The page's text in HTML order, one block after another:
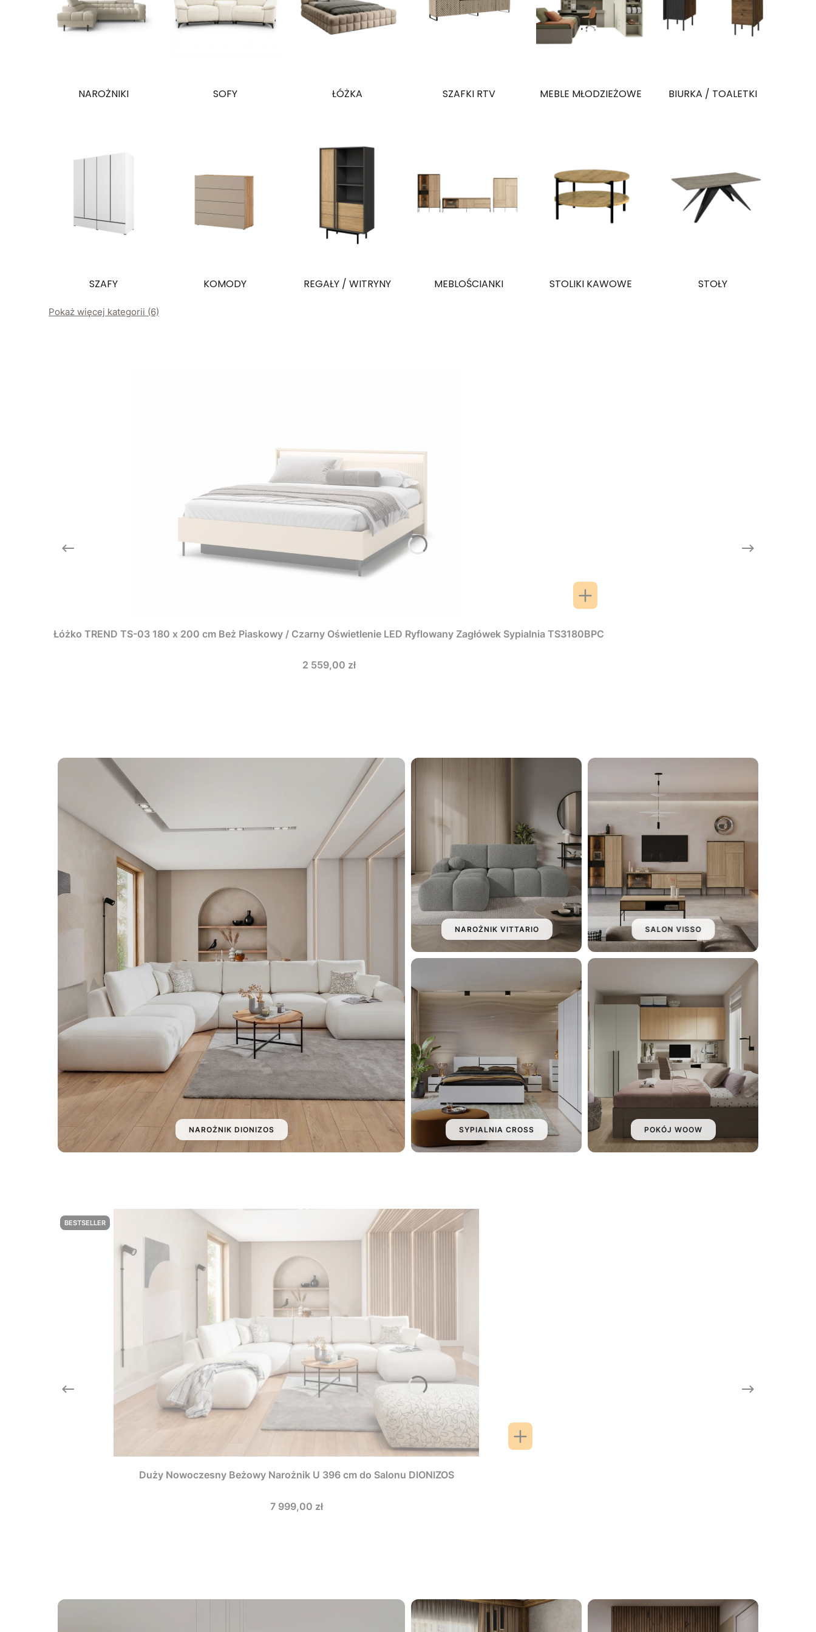
NAROŻNIKI SOFY ŁÓŻKA SZAFKI RTV MEBLE MŁODZIEŻOWE BIURKA / TOALETKI
SZAFY KOMODY REGAŁY / WITRYNY MEBLOŚCIANKI STOLIKI KAWOWE STOŁY
Pokaż więcej kategorii (6)
Łóżko TREND TS-03 180 x 200 cm Beż Piaskowy / Czarny Oświetlenie LED Ryflowany Zagłówek Sypialnia TS3180BPC
Cena
2 559,00 zł
NAROŻNIK DIONIZOS
NAROŻNIK VITTARIO SALON VISSO
SYPIALNIA CROSS POKÓJ WOOW
BESTSELLER
Duży Nowoczesny Beżowy Narożnik U 396 cm do Salonu DIONIZOS
Cena
7 999,00 zł